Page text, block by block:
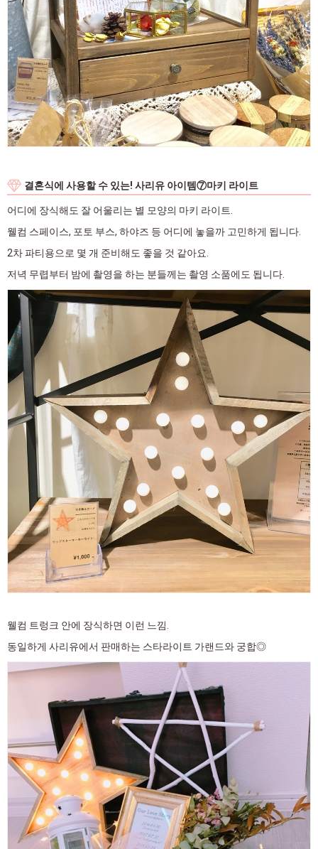
결혼식에 사용할 수 있는! 사리유 아이템⑦마키 라이트
어디에 장식해도 잘 어울리는 별 모양의 마키 라이트.
웰컴 스페이스, 포토 부스, 하야즈 등 어디에 놓을까 고민하게 됩니다.
2차 파티용으로 몇 개 준비해도 좋을 것 같아요.
저녁 무렵부터 밤에 촬영을 하는 분들께는 촬영 소품에도 됩니다.
웰컴 트렁크 안에 장식하면 이런 느낌.
동일하게 사리유에서 판매하는 스타라이트 가랜드와 궁합◎